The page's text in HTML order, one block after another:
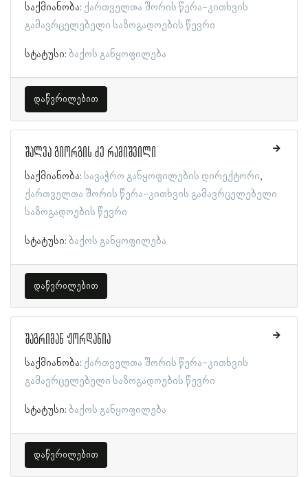
საქმიანობა: ქართველთა შორის წერა-კითხვის
გამავრცელებელი საზოგადოების წევრი
სტატუსი: ბაქოს განყოფილება
დაწვრილებით
შალვა გიორგის ძე რამიშვილი
საქმიანობა: სავაჭრო განყოფილების დირექტორი
ქართველთა შორის წერა-კითხვის გამავრცელებელი
საზოგადოების წევრი
სტატუსი: ბაქოს განყოფილება
დაწვრილებით
შაგრიმან ჟორდანია
საქმიანობა: ქართველთა შორის წერა-კითხვის
გამავრცელებელი საზოგადოების წევრი
სტატუსი: ბაქოს განყოფილება
დაწვრილებით